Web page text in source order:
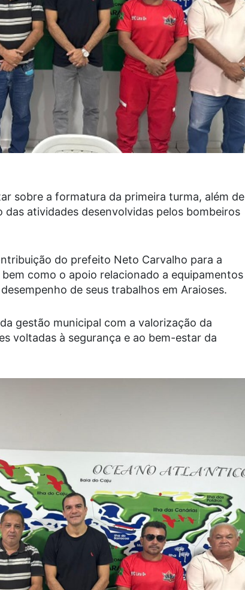
sobre a formatura da primeira turma, além de
atividades desenvolvidas pelos bombeiros
do prefeito Neto Carvalho para a
como o apoio relacionado a equipamentos
de seus trabalhos em Araioses.
gestão municipal com a valorização da
voltadas à segurança e ao bem-estar da